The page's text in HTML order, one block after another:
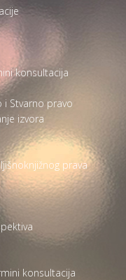
konsultacija
i Stvarno pravo
izvora
prava
konsultacija